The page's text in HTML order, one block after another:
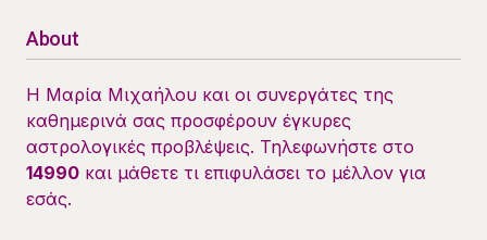
About
Η Μαρία Μιχαήλου και οι συνεργάτες της
καθημερινά σας προσφέρουν έγκυρες
αστρολογικές προβλέψεις. Τηλεφωνήστε στο
14990 και μάθετε τι επιφυλάσει το μέλλον για
εσάς.